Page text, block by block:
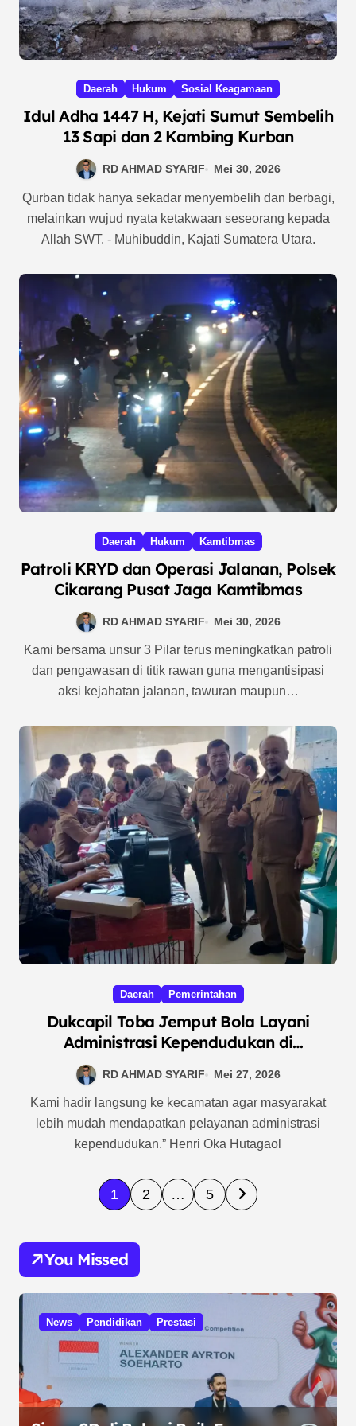
Daerah Hukum Sosial Keagamaan
Idul Adha 1447 H, Kejati Sumut Sembelih
13 Sapi dan 2 Kambing Kurban
RD AHMAD SYARIF Mei 30, 2026
Qurban tidak hanya sekadar menyembelih dan berbagi,
melainkan wujud nyata ketakwaan seseorang kepada
Allah SWT. - Muhibuddin, Kajati Sumatera Utara.
Daerah Hukum Kamtibmas
Patroli KRYD dan Operasi Jalanan, Polsek
Cikarang Pusat Jaga Kamtibmas
RD AHMAD SYARIF Mei 30, 2026
Kami bersama unsur 3 Pilar terus meningkatkan patroli
dan pengawasan di titik rawan guna mengantisipasi
aksi kejahatan jalanan, tawuran maupun…
Daerah Pemerintahan
Dukcapil Toba Jemput Bola Layani
Administrasi Kependudukan di
RD AHMAD SYARIF Mei 27, 2026
Kami hadir langsung ke kecamatan agar masyarakat
lebih mudah mendapatkan pelayanan administrasi
kependudukan.” Henri Oka Hutagaol
P
a
g
i
n
a
s
p
1 2 … 5
You Missed
News Pendidikan Prestasi